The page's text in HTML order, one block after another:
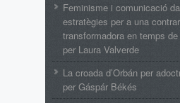
Feminisme i comunicació
estratègies per a una
transformadora en temps
per Laura Valverde
La croada d’Orbán per
per Gáspár Békés